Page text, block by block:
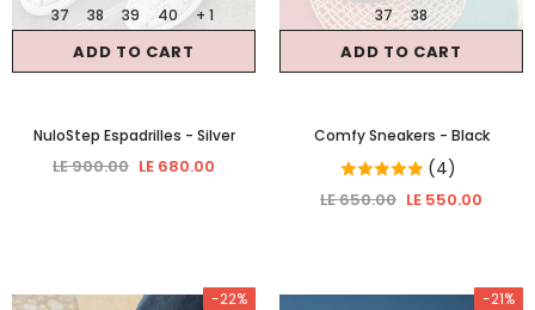
ADD TO CART
37 38 39 40 + 1
NuloStep Espadrilles - Silver
LE 900.00 LE 680.00
ADD TO CART
37 38
Comfy Sneakers - Black
(4)
LE 650.00 LE 550.00
-22% -21%